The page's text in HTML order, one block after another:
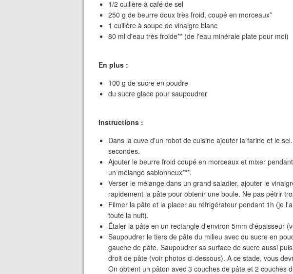
1/2 cuillère à café de sel
250 g de beurre doux très froid, coupé en morceaux*
1 cuillère à soupe de vinaigre blanc
80 ml d'eau très froide** (de l'eau minérale plate pour moi)
En plus :
100 g de sucre en poudre
du sucre glace pour saupoudrer
Instructions :
Dans la cuve d'un robot de cuisine ajouter la farine et le
secondes.
Ajouter le beurre froid coupé en morceaux et mixer
un mélange sablonneux***.
Verser le mélange dans un grand saladier, ajouter le
rapidement la pâte pour obtenir une boule. Ne pas pétrir
Filmer la pâte et la placer au réfrigérateur pendant 1h (je
toute la nuit).
Étaler la pâte en un rectangle d'environ 5mm d'épaisseur
Saupoudrer le tiers de pâte du milieu avec du sucre en
gauche de pâte. Saupoudrer sa surface de sucre aussi
droit de pâte (voir photos ci-dessous). A ce stade, vous
On obtient un pâton avec 3 couches de pâte et 2 couches